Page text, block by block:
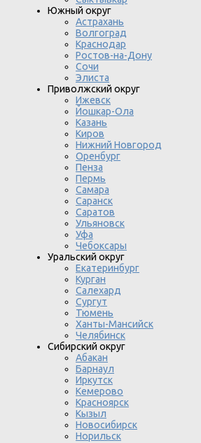
Южный округ
Астрахань
Волгоград
Краснодар
Ростов-на-Дону
Сочи
Элиста
Приволжский округ
Ижевск
Йошкар-Ола
Казань
Киров
Нижний Новгород
Оренбург
Пенза
Пермь
Самара
Саранск
Саратов
Ульяновск
Уфа
Чебоксары
Уральский округ
Екатеринбург
Курган
Салехард
Сургут
Тюмень
Ханты-Мансийск
Челябинск
Сибирский округ
Абакан
Барнаул
Иркутск
Кемерово
Красноярск
Кызыл
Новосибирск
Норильск